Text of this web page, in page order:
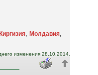
Киргизия Молдавия
изменения 28.10.2014.